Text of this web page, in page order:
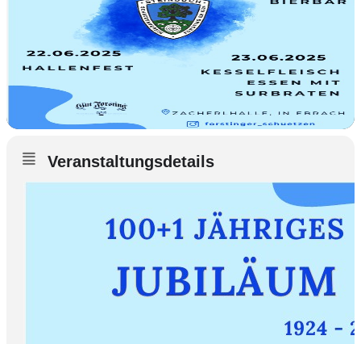
Veranstaltungsdetails